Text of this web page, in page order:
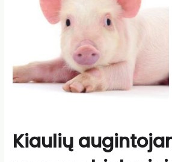
dienose
Kiaulių